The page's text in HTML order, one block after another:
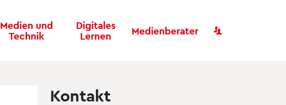
Medien und
Technik
Digitales
Lernen
Medienberater
Kontakt